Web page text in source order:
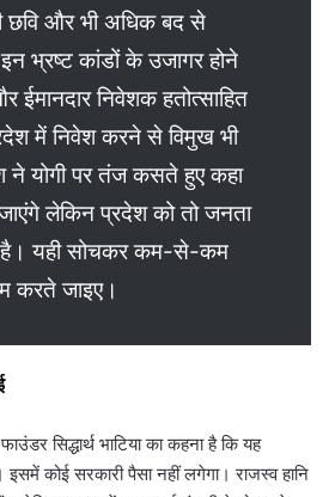
छवि और भी अधिक बद से
भ्रष्ट कांडों के उजागर होने
निवेशक हतोत्साहित
में निवेश करने से विमुख भी
योगी पर तंज कसते हुए कहा
लेकिन प्रदेश को तो जनता
है। यही सोचकर कम-से-कम
करते जाइए।
सिद्धार्थ भाटिया का कहना है कि यह
इसमें कोई सरकारी पैसा नहीं लगेगा। राजस्व हानि